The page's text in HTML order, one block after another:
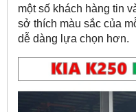
một số khách hàng tin
sở thích màu sắc của
dễ dàng lựa chọn hơn.